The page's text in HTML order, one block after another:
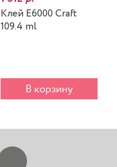
Клей E6000 Craft
109.4 ml
В корзину